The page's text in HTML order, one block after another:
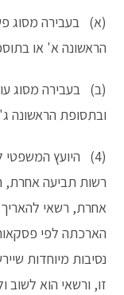
(א) בעבירה מסוג
הראשונה א' או
(ב) בעבירה מסוג
ובתסופת הראשונה
(4) היועץ
רשות תביעה אחרת,
אחרת, רשאי
נסיבות מיוחדות
זו, ורשאי הוא